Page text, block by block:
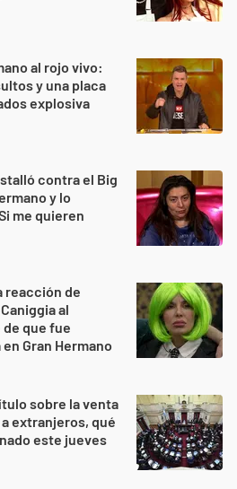
al rojo vivo:
y una placa
explosiva
contra el Big
y lo
me quieren
reacción de
al
que fue
Gran Hermano
sobre la venta
extranjeros, qué
este jueves